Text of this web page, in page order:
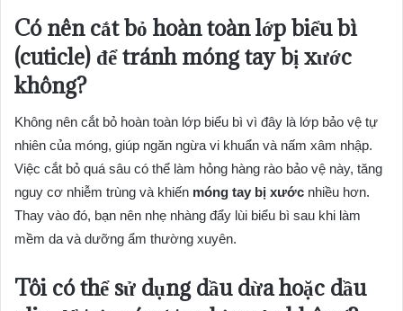
Có nên cắt bỏ hoàn toàn lớp biểu bì
(cuticle) để tránhmóng tay bị xước
không?
Không nên cắt bỏ hoàn toàn lớp biểu bì vì đây là lớp bảo vệ tự
nhiên của móng, giúp ngăn ngừa vi khuẩn và nấm xâm nhập.
Việc cắt bỏ quá sâu có thể làm hỏng hàng rào bảo vệ này, tăng
nguy cơ nhiễm trùng và khiến móng tay bị xước nhiều hơn.
Thay vào đó, bạn nên nhẹ nhàng đẩy lùi biểu bì sau khi làm
mềm da và dưỡng ẩm thường xuyên.
Tôi có thể sử dụng dầu dừa hoặc dầu